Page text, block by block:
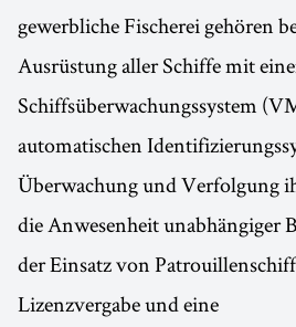
gewerbliche Fischerei gehören
Ausrüstung aller Schiffe mit
Schiffsüberwachungssystem
automatischen
Überwachung und Verfolgung
die Anwesenheit unabhängiger
der Einsatz von
Lizenzvergabe und eine